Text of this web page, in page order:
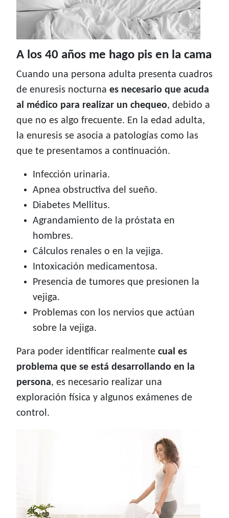
A los 40 años me hago pis en la cama
Cuando una persona adulta presenta cuadros
de enuresis nocturna es necesario que acuda
al médico para realizar un chequeo, debido a
que no es algo frecuente. En la edad adulta,
la enuresis se asocia a patologías como las
que te presentamos a continuación.
Infección urinaria.
Apnea obstructiva del sueño.
Diabetes Mellitus.
Agrandamiento de la próstata en
hombres.
Cálculos renales o en la vejiga.
Intoxicación medicamentosa.
Presencia de tumores que presionen la
vejiga.
Problemas con los nervios que actúan
sobre la vejiga.
Para poder identificar realmente cual es
problema que se está desarrollando en la
persona, es necesario realizar una
exploración física y algunos exámenes de
control.